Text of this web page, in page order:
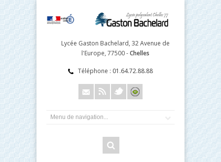
Lycée Gaston Bachelard, 32 Avenue de
l'Europe, 77500 -Chelles
Téléphone : 01.64.72.88.88